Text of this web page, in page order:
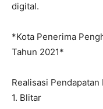
digital.
*Kota Penerima
Tahun 2021*
Realisasi
1. Blitar